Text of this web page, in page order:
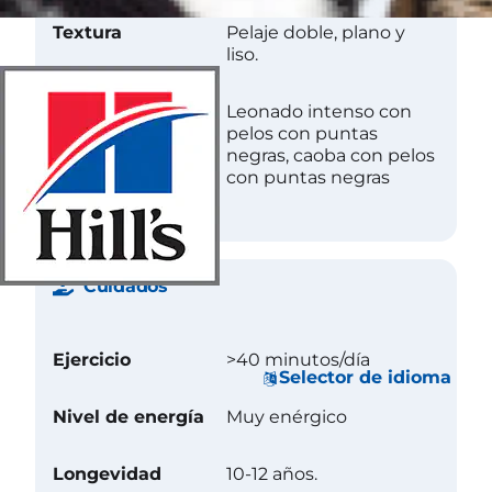
Selector de idioma
Textura
Pelaje doble, plano y
liso.
Leonado intenso con
pelos con puntas
negras, caoba con pelos
con puntas negras
Cuidados
Ejercicio >40 minutos/día
Nivel de energía Muy enérgico
Longevidad 10-12 años.